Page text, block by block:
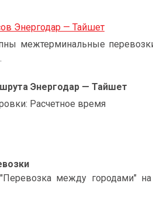
Энергодар — Тайшет
межтерминальные
Энергодар — Тайшет
Расчетное время
между городами"